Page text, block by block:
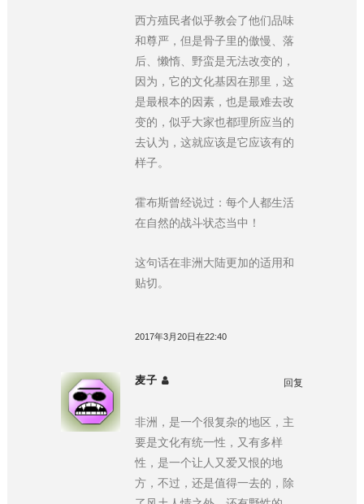
西方殖民者似乎教会了他们品味
和尊严，但是骨子里的傲慢、落
后、懒惰、野蛮是无法改变的，
因为，它的文化基因在那里，这
是最根本的因素，也是最难去改
变的，似乎大家也都理所应当的
去认为，这就应该是它应该有的
样子。
霍布斯曾经说过：每个人都生活
在自然的战斗状态当中！
这句话在非洲大陆更加的适用和
贴切。
2017年3月20日在22:40
麦子 回复
非洲，是一个很复杂的地区，主
要是文化有统一性，又有多样
性，是一个让人又爱又恨的地
方，不过，还是值得一去的，除